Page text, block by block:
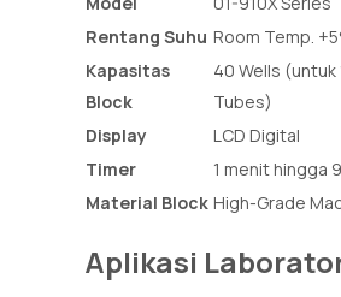
Rentang Suhu Room Temp.
Kapasitas
Block
40 Wells (untuk
Tubes)
Display
LCD Digital
Timer
1 menit hingga
Material Block High-Grade
Aplikasi